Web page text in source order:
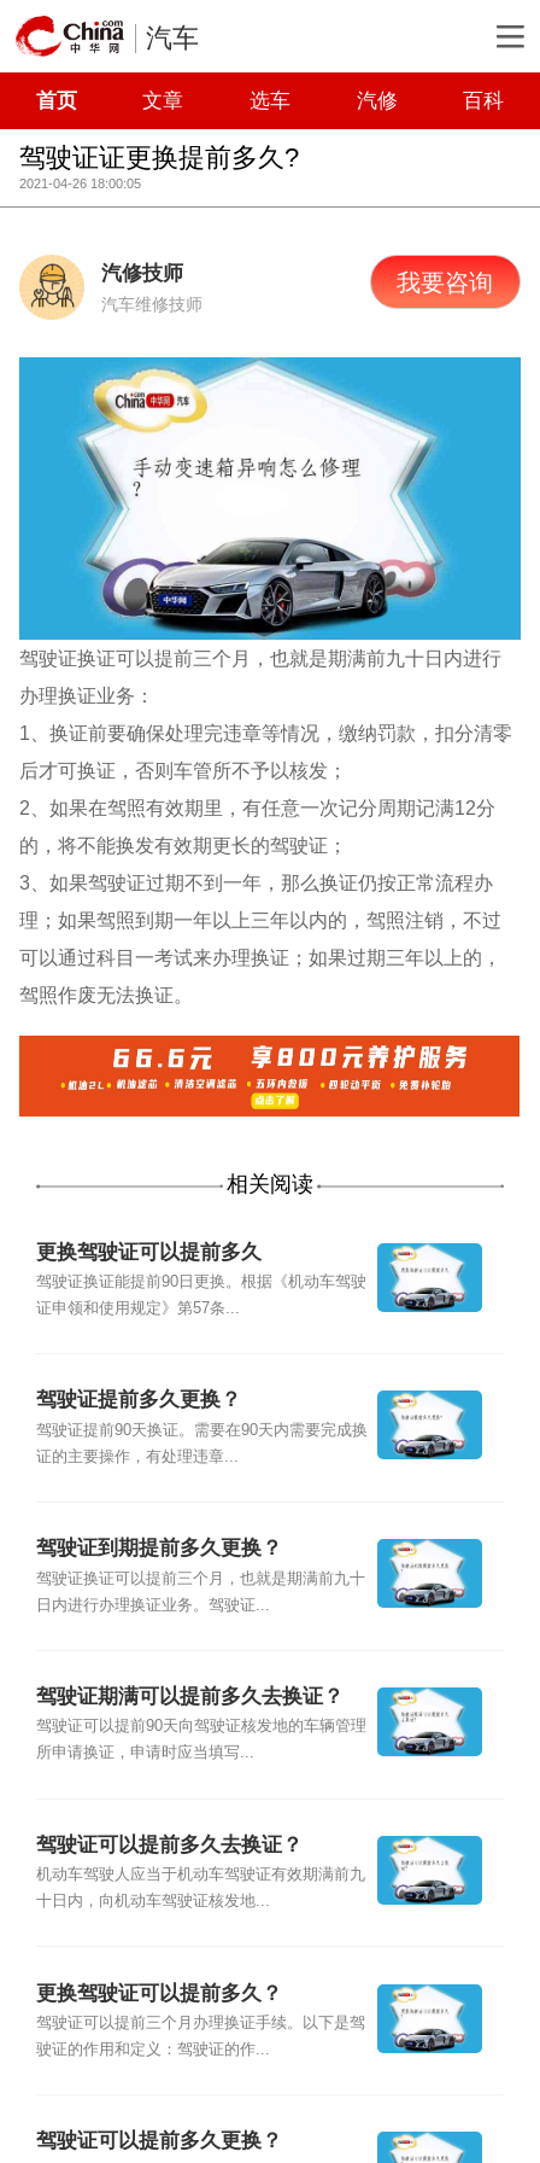
汽车
首页 文章 选车 汽修 百科
驾驶证证更换提前多久?
2021-04-26 18:00:05
汽修技师
汽车维修技师
我要咨询
驾驶证换证可以提前三个月，也就是期满前九十日内进行
办理换证业务：
1、换证前要确保处理完违章等情况，缴纳罚款，扣分清零
后才可换证，否则车管所不予以核发；
2、如果在驾照有效期里，有任意一次记分周期记满12分
的，将不能换发有效期更长的驾驶证；
3、如果驾驶证过期不到一年，那么换证仍按正常流程办
理；如果驾照到期一年以上三年以内的，驾照注销，不过
可以通过科目一考试来办理换证；如果过期三年以上的，
驾照作废无法换证。
相关阅读
更换驾驶证可以提前多久
驾驶证换证能提前90日更换。根据《机动车驾驶
证申领和使用规定》第57条...
驾驶证提前多久更换？
驾驶证提前90天换证。需要在90天内需要完成换
证的主要操作，有处理违章...
驾驶证到期提前多久更换？
驾驶证换证可以提前三个月，也就是期满前九十
日内进行办理换证业务。驾驶证...
驾驶证期满可以提前多久去换证？
驾驶证可以提前90天向驾驶证核发地的车辆管理
所申请换证，申请时应当填写...
驾驶证可以提前多久去换证？
机动车驾驶人应当于机动车驾驶证有效期满前九
十日内，向机动车驾驶证核发地...
更换驾驶证可以提前多久？
驾驶证可以提前三个月办理换证手续。以下是驾
驶证的作用和定义：驾驶证的作...
驾驶证可以提前多久更换？